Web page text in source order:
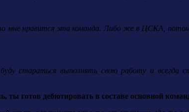
нравится эта команда. Либо же в ЦСКА,
стараться выполнять свою работу и всегда
ты готов дебютировать в составе основной